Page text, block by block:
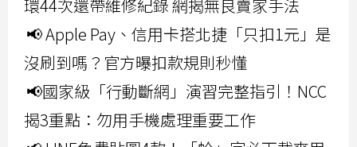
環44次還帶維修紀錄 網揭無良賣家手法
📢 Apple Pay、信用卡搭北捷「只扣1元」是
沒刷到嗎？官方曝扣款規則秒懂
📢國家級「行動斷網」演習完整指引！NCC
揭3重點：勿用手機處理重要工作